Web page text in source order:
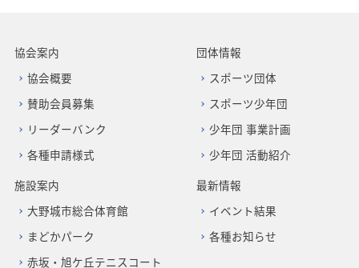
協会案内
協会概要
賛助会員募集
リーダーバンク
各種申請様式
施設案内
大野城市総合体育館
まどかパーク
赤坂・旭ケ丘テニスコート
団体情報
スポーツ団体
スポーツ少年団
少年団 事業計画
少年団 活動紹介
最新情報
イベント結果
各種お知らせ